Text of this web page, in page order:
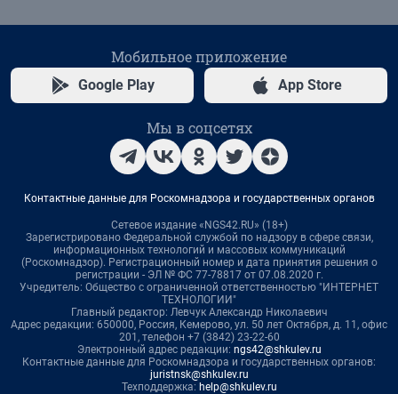
Мобильное приложение
Google Play App Store
Мы в соцсетях
Контактные данные для Роскомнадзора и государственных органов
Сетевое издание «NGS42.RU» (18+)
Зарегистрировано Федеральной службой по надзору в сфере связи,
информационных технологий и массовых коммуникаций
(Роскомнадзор). Регистрационный номер и дата принятия решения о
регистрации - ЭЛ № ФС 77-78817 от 07.08.2020 г.
Учредитель: Общество с ограниченной ответственностью "ИНТЕРНЕТ
ТЕХНОЛОГИИ"
Главный редактор: Левчук Александр Николаевич
Адрес редакции: 650000, Россия, Кемерово, ул. 50 лет Октября, д. 11, офис
201, телефон +7 (3842) 23-22-60
Электронный адрес редакции: ngs42@shkulev.ru
Контактные данные для Роскомнадзора и государственных органов:
juristnsk@shkulev.ru
Техподдержка: help@shkulev.ru